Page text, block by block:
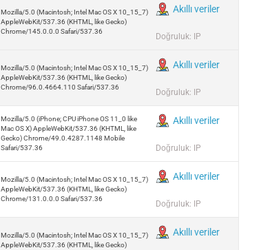
Mozilla/5.0 (Macintosh; Intel Mac OS X 10_15_7)
AppleWebKit/537.36 (KHTML, like Gecko)
Chrome/145.0.0.0 Safari/537.36
Akıllı veriler
Doğruluk: IP
Mozilla/5.0 (Macintosh; Intel Mac OS X 10_15_7)
AppleWebKit/537.36 (KHTML, like Gecko)
Chrome/96.0.4664.110 Safari/537.36
Akıllı veriler
Doğruluk: IP
Mozilla/5.0 (iPhone; CPU iPhone OS 11_0 like
Mac OS X) AppleWebKit/537.36 (KHTML, like
Gecko) Chrome/49.0.4287.1148 Mobile
Safari/537.36
Akıllı veriler
Doğruluk: IP
Mozilla/5.0 (Macintosh; Intel Mac OS X 10_15_7)
AppleWebKit/537.36 (KHTML, like Gecko)
Chrome/131.0.0.0 Safari/537.36
Akıllı veriler
Doğruluk: IP
Mozilla/5.0 (Macintosh; Intel Mac OS X 10_15_7)
AppleWebKit/537.36 (KHTML, like Gecko)
Akıllı veriler